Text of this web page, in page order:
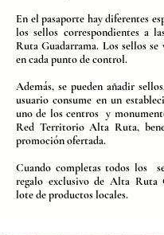
En el pasaporte hay diferentes
los sellos correspondientes a
Ruta Guadarrama. Los sellos se
en cada punto de control.
Además, se pueden añadir
usuario consume en un
uno de los centros y
Red Territorio Alta Ruta,
promoción ofertada.
Cuando completas todos los
regalo exclusivo de Alta Ruta
lote de productos locales.